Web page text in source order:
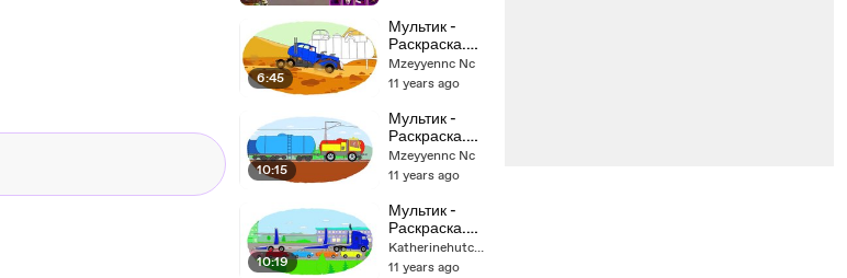
6:45
Мультик -
Раскраска.
Учим Цвета -
Грузовые
/ Monster
trucks -
Мультфильм
ы про
машинки
Mzeyyennc Nc
11 years ago
10:15
Мультик -
Раскраска.
Учим Цвета -
Необычные
часть 2
Mzeyyennc Nc
11 years ago
10:19
Мультик -
Раскраска.
Учим Цвета -
Автомобильн
Katherinehutcherson88
11 years ago